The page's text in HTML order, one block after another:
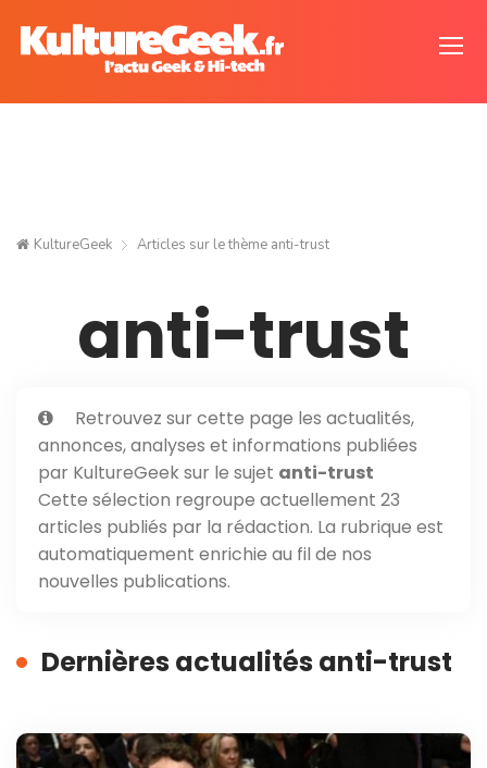
KultureGeek Articles sur le thème anti-trust
anti-trust
Retrouvez sur cette page les actualités,
annonces, analyses et informations publiées
par KultureGeek sur le sujet anti-trust
Cette sélection regroupe actuellement 23
articles publiés par la rédaction. La rubrique est
automatiquement enrichie au fil de nos
nouvelles publications.
Dernières actualités anti-trust